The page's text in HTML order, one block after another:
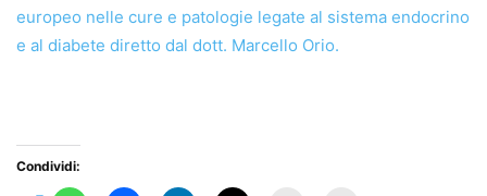
europeo nelle cure e patologie legate al sistema endocrino
e al diabete diretto dal dott. Marcello Orio.
Condividi: